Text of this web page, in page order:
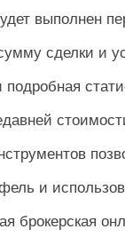
выполнен
сделки и
и
брокерская